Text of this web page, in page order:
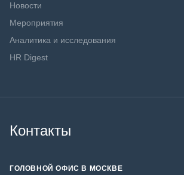
Новости
Мероприятия
Аналитика и исследования
HR Digest
Контакты
ГОЛОВНОЙ ОФИС В МОСКВЕ